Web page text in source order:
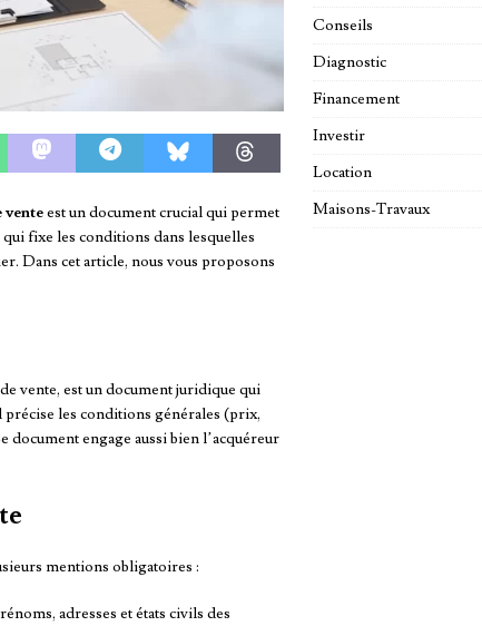
venteest un document crucial qui permet
fixe les conditions dans lesquelles
Dans cet article, nous vous proposons
vente, est un document juridique qui
les conditions générales (prix,
engage aussi bien l’acquéreur
mentions obligatoires :
adresses et états civils des
Conseils
Diagnostic
Financement
Investir
Location
Maisons-Travaux